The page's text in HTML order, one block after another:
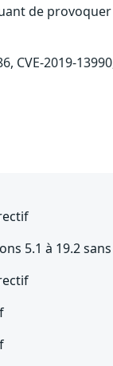
de
2019-
5.1 à 19.2